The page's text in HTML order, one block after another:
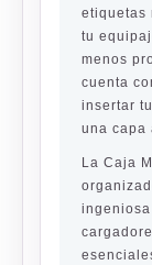
etiquetas
tu
menos
cuenta
insertar
una capa
La Caja